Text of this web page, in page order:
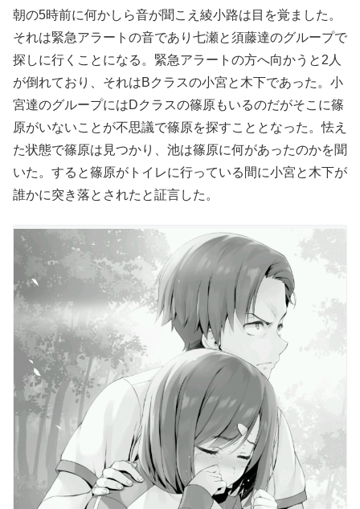
朝の5時前に何かしら音が聞こえ綾小路は目を覚ました。
それは緊急アラートの音であり七瀬と須藤達のグループで
探しに行くことになる。緊急アラートの方へ向かうと2人
が倒れており、それはBクラスの小宮と木下であった。小
宮達のグループにはDクラスの篠原もいるのだがそこに篠
原がいないことが不思議で篠原を探すこととなった。怯え
た状態で篠原は見つかり、池は篠原に何があったのかを聞
いた。すると篠原がトイレに行っている間に小宮と木下が
誰かに突き落とされたと証言した。